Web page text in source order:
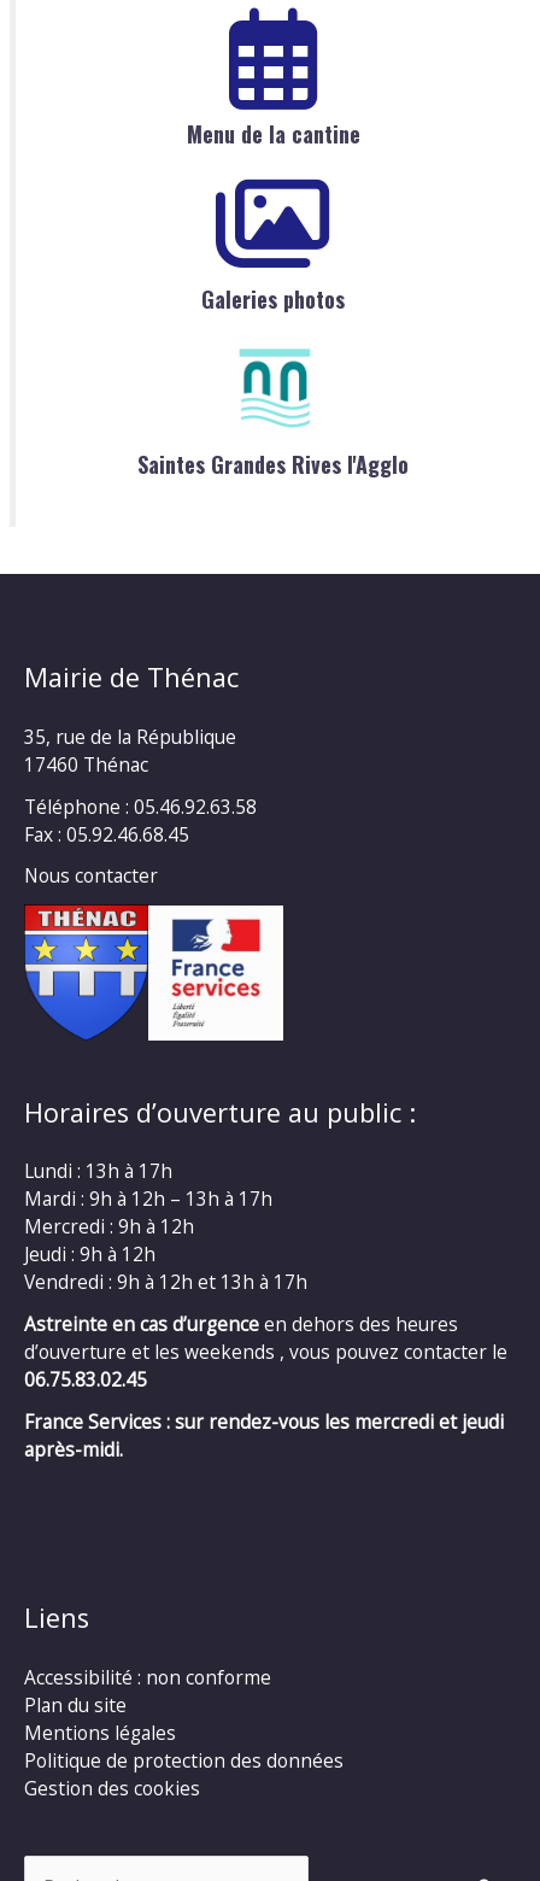
Menu de la cantine
Galeries photos
Saintes Grandes Rives l'Agglo
Mairie de Thénac
35, rue de la République
17460 Thénac
Téléphone : 05.46.92.63.58
Fax : 05.92.46.68.45
Nous contacter
Horaires d’ouverture au public :
Lundi : 13h à 17h
Mardi : 9h à 12h – 13h à 17h
Mercredi : 9h à 12h
Jeudi : 9h à 12h
Vendredi : 9h à 12h et 13h à 17h
Astreinte en cas d’urgenceen dehors des heures
d’ouverture et les weekends , vous pouvez contacter le
06.75.83.02.45
France Services : sur rendez-vous les mercredi et jeudi
après-midi.
Liens
Accessibilité : non conforme
Plan du site
Mentions légales
Politique de protection des données
Gestion des cookies